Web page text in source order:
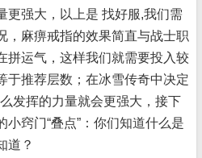
更强大，以上是 找好服,我们需
，麻痹戒指的效果简直与战士职
拼运气，这样我们就需要投入较
于推荐层数；在冰雪传奇中决定
发挥的力量就会更强大，接下
窍门“叠点”：你们知道什么是
道？